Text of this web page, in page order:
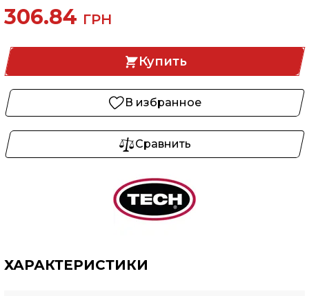
306.84 ГРН
Купить
В избранное
Сравнить
ХАРАКТЕРИСТИКИ